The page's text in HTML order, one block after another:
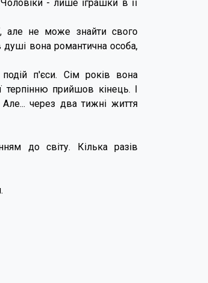
- лише іграшки в її
але не може знайти свого
душі вона романтична особа,
п'єси. Сім років вона
терпінню прийшов кінець. І
через два тижні життя
до світу. Кілька разів